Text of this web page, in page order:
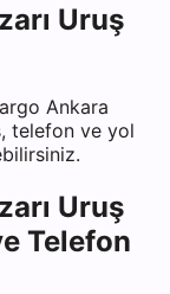
Uruş
Ankara
telefon ve yol
Uruş
Telefon